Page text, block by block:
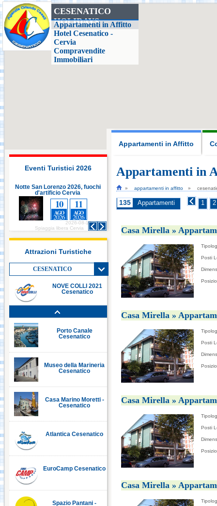
CESENATICO
HOLIDAYS
Appartamenti in Affitto
Hotel Cesenatico -
Cervia
Compravendite
Immobiliari
Appartamenti in Affitto
Eventi Turistici 2026
Notte San Lorenzo 2026, fuochi
d'artificio Cervia
10
AGO
2026
11
AGO
2026
2026-08-10
Spiaggia libera Cervia
Attrazioni Turistiche
CESENATICO
NOVE COLLI 2021
Cesenatico
Casa delle Farfalle,
Milano Marittima
Adriatic Golf Club
Cervia - Milano
Marittima
Parco Oltremare -
Fiabilandia Rimini
Italia in Miniatura -
Rimini
Le Navi Acquario -
Cattolica
Porto Canale
Cesenatico
Museo della Marineria
Cesenatico
Casa Marino Moretti -
Cesenatico
Atlantica Cesenatico
EuroCamp Cesenatico
Spazio Pantani -
Appartamenti in
appartamenti in affitto
135 Appartamenti 1 2
Casa Mirella »
Posti
Casa Mirella »
Posti
Casa Mirella »
Posti
Casa Mirella »
CESENATICO